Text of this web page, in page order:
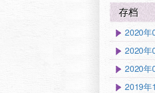
存档
2020年
2020年
2020年
2019年